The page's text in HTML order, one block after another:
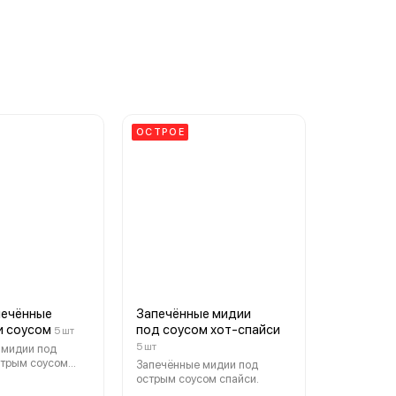
соусом 5 шт
под
соусом
ОСТРОЕ
Запечённые мидии
под соусом хот-спайси
5 шт
Запечённые мидии под
острым соусом спайси.